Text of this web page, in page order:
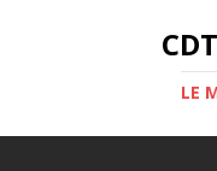
LE